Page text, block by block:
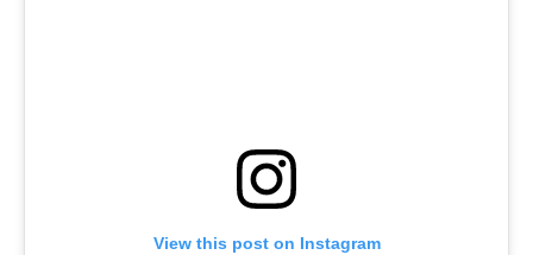
View this post on Instagram